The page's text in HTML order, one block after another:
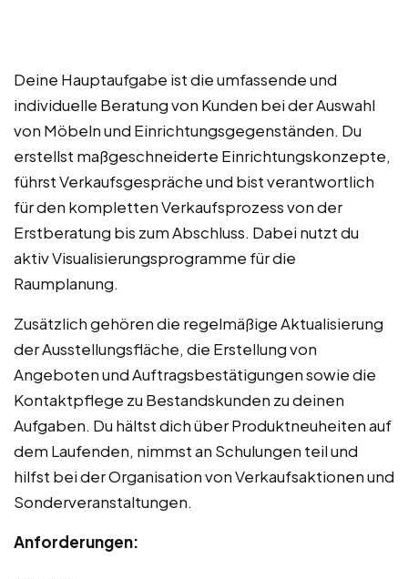
Deine Hauptaufgabe ist die umfassende und
individuelle Beratung von Kunden bei der Auswahl
von Möbeln und Einrichtungsgegenständen. Du
erstellst maßgeschneiderte Einrichtungskonzepte,
führst Verkaufsgespräche und bist verantwortlich
für den kompletten Verkaufsprozess von der
Erstberatung bis zum Abschluss. Dabei nutzt du
aktiv Visualisierungsprogramme für die
Raumplanung.
Zusätzlich gehören die regelmäßige Aktualisierung
der Ausstellungsfläche, die Erstellung von
Angeboten und Auftragsbestätigungen sowie die
Kontaktpflege zu Bestandskunden zu deinen
Aufgaben. Du hältst dich über Produktneuheiten auf
dem Laufenden, nimmst an Schulungen teil und
hilfst bei der Organisation von Verkaufsaktionen und
Sonderveranstaltungen.
Anforderungen: